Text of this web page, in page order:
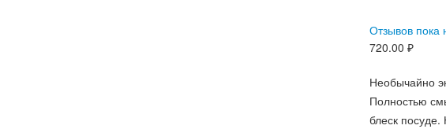
Отзывов пока
720.00₽
Необычайно
Полностью
блеск